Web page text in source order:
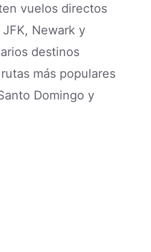
vuelos directos
Newark y
destinos
más populares
Domingo y